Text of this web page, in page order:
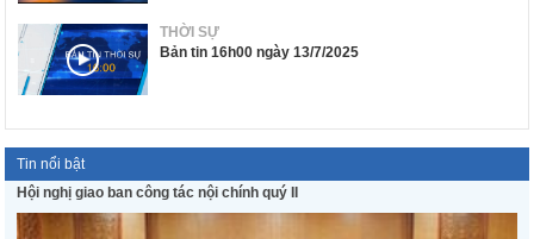
THỜI SỰ
Bản tin 16h00 ngày 13/7/2025
Tin nổi bật
Hội nghị giao ban công tác nội chính quý II